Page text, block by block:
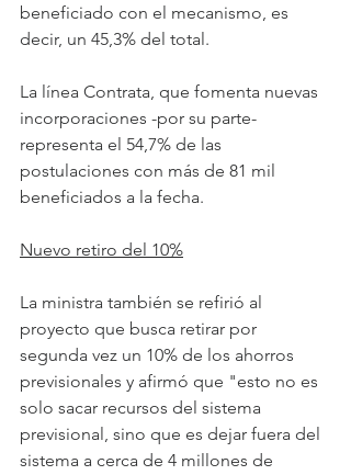
beneficiado con el mecanismo, es
decir, un 45,3% del total.
La línea Contrata, que fomenta nuevas
incorporaciones -por su parte-
representa el 54,7% de las
postulaciones con más de 81 mil
beneficiados a la fecha.
Nuevo retiro del 10%
La ministra también se refirió al
proyecto que busca retirar por
segunda vez un 10% de los ahorros
previsionales y afirmó que "esto no es
solo sacar recursos del sistema
previsional, sino que es dejar fuera del
sistema a cerca de 4 millones de